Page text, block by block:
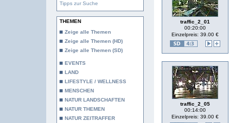
Tipps zur Suche
THEMEN
Zeige alle Themen
Zeige alle Themen (HD)
Zeige alle Themen (SD)
EVENTS
LAND
LIFESTYLE / WELLNESS
MENSCHEN
NATUR LANDSCHAFTEN
NATUR THEMEN
NATUR ZEITRAFFER
traffic_2_01
00:20:00
Einzelpreis: 39.00 €
traffic_2_05
00:14:00
Einzelpreis: 39.00 €